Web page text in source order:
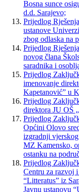
Bosna sunce
d.d. Sarajevo;
Prijedlog
ustanove
zbog odlaska na
Prijedlog
novog člana
saradnika i
Prijedlog
imenovanje
Kapetanović” u
Prijedlog
direktora JU OŠ
Prijedlog
Općini Olovo
izgradnji
MZ Kamensko,
ostanku na
Prijedlog
Centru za razvoj
“Litteratus” iz
Javnu ustanovu